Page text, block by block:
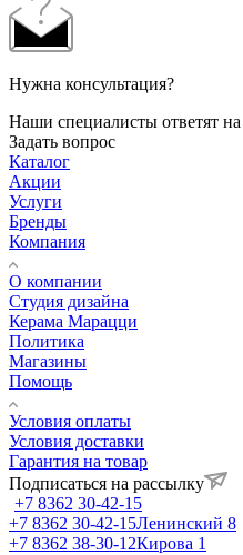
Нужна консультация?
Наши специалисты ответят
Задать вопрос
Каталог
Акции
Услуги
Бренды
Компания
О компании
Студия дизайна
Керама Марацци
Политика
Магазины
Помощь
Условия оплаты
Условия доставки
Гарантия на товар
Подписаться на рассылку
+7 8362 30-42-15
+7 8362 30-42-15Ленинский 8
+7 8362 38-30-12Кирова 1